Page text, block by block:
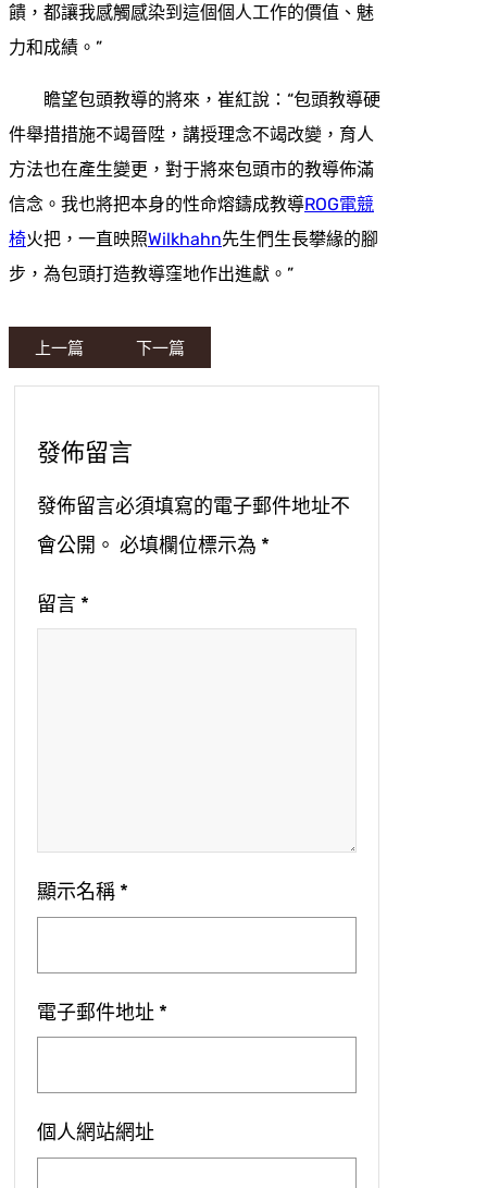
饋，都讓我感觸感染到這個個人工作的價值、魅
力和成績。”
瞻望包頭教導的將來，崔紅說：“包頭教導硬
件舉措措施不竭晉陞，講授理念不竭改變，育人
方法也在產生變更，對于將來包頭市的教導佈滿
信念。我也將把本身的性命熔鑄成教導ROG電競
椅火把，一直映照Wilkhahn先生們生長攀緣的腳
步，為包頭打造教導窪地作出進獻。”
上一篇 下一篇
發佈留言
發佈留言必須填寫的電子郵件地址不
會公開。 必填欄位標示為 *
留言 *
顯示名稱 *
電子郵件地址 *
個人網站網址